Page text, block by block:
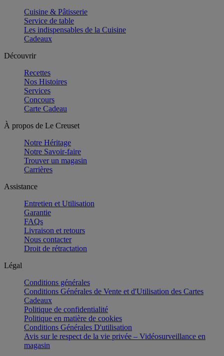
Cuisine & Pâtisserie
Service de table
Les indispensables de la Cuisine
Cadeaux
Découvrir
Recettes
Nos Histoires
Services
Concours
Carte Cadeau
À propos de Le Creuset
Notre Héritage
Notre Savoir-faire
Trouver un magasin
Carrières
Assistance
Entretien et Utilisation
Garantie
FAQs
Livraison et retours
Nous contacter
Droit de rétractation
Légal
Conditions générales
Conditions Générales de Vente et d'Utilisation des Cartes
Cadeaux
Politique de confidentialité
Politique en matière de cookies
Conditions Générales D'utilisation
Avis sur le respect de la vie privée – Vidéosurveillance en
magasin